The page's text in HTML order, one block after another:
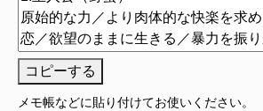
コピーする
メモ帳などに貼り付けてお使いください。